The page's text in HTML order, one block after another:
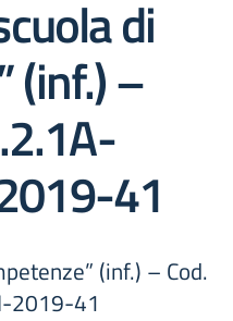
di
(inf.) –
41
(inf.) – Cod.
2019-41